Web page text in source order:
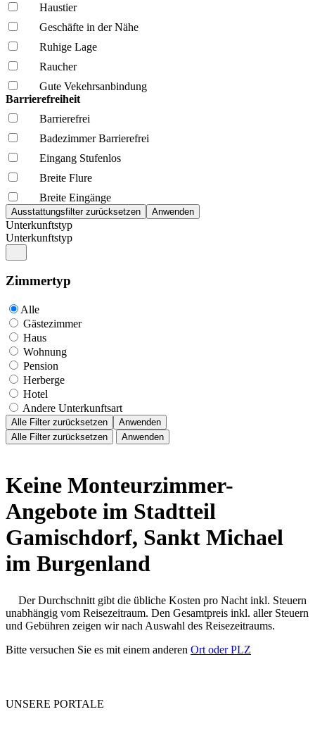
Haustier
Geschäfte in der Nähe
Ruhige Lage
Raucher
Gute Vekehrsanbindung
Barrierefreiheit
Barrierefrei
Badezimmer Barrierefrei
Eingang Stufenlos
Breite Flure
Breite Eingänge
Unterkunftstyp
Unterkunftstyp
Zimmertyp
Alle
Gästezimmer
Haus
Wohnung
Pension
Herberge
Hotel
Andere Unterkunftsart
Alle Filter zurücksetzen
Anwenden
Alle Filter zurücksetzen
Anwenden
Keine Monteurzimmer-
Angebote im Stadtteil
Gamischdorf, Sankt Michael
im Burgenland
Der Durchschnitt gibt die übliche Kosten pro Nacht inkl. Steuern
unabhängig vom Reisezeitraum. Den Gesamtpreis inkl. aller Steuern
und Gebühren zeigen wir nach Auswahl des Reisezeitraums.
Bitte versuchen Sie es mit einem anderen Ort oder PLZ
UNSERE PORTALE